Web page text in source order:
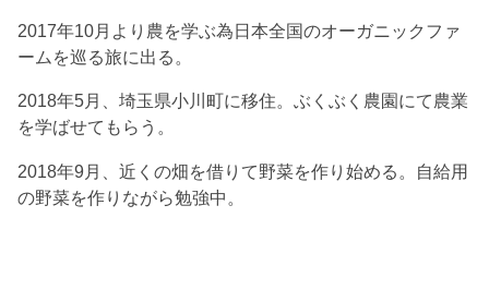
2017年10月より農を学ぶ為日本全国のオーガニックファ
ームを巡る旅に出る。
2018年5月、埼玉県小川町に移住。ぶくぶく農園にて農業
を学ばせてもらう。
2018年9月、近くの畑を借りて野菜を作り始める。自給用
の野菜を作りながら勉強中。